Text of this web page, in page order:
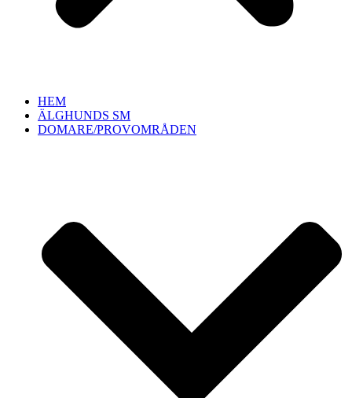
HEM
ÄLGHUNDS SM
DOMARE/PROVOMRÅDEN